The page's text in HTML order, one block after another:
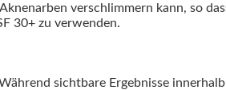
verschlimmern kann, so
30+ zu verwenden.
sichtbare Ergebnisse